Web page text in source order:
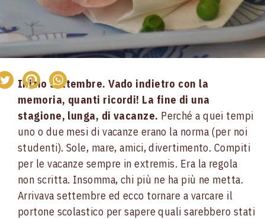
panino
per
la
merenda?
Inizio settembre. Vado indietro con la
memoria, quanti ricordi! La fine di una
stagione, lunga, di vacanze. Perché a quei tempi
uno o due mesi di vacanze erano la norma (per noi
studenti). Sole, mare, amici, divertimento. Compiti
per le vacanze sempre in extremis. Era la regola
non scritta. Insomma, chi più ne ha più ne metta.
Arrivava settembre ed ecco tornare a varcare il
portone scolastico per sapere quali sarebbero stati